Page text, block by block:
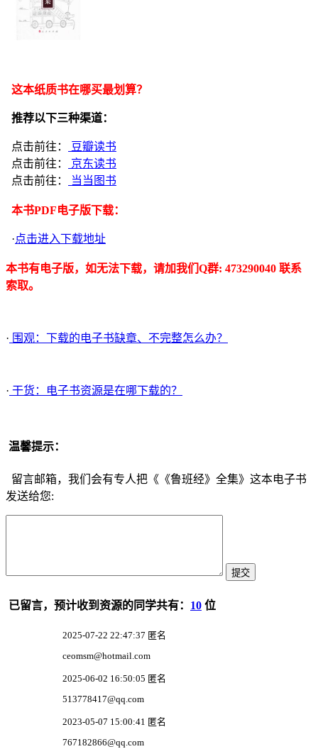
这本纸质书在哪买最划算？
推荐以下三种渠道：
点击前往：
豆瓣读书
点击前往：
京东读书
点击前往：
当当图书
本书PDF电子版下载：
·点击进入下载地址
本书有电子版，如无法下载，请加我们Q群: 473290040 联系
索取。
· 围观：下载的电子书缺章、不完整怎么办？
· 干货：电子书资源是在哪下载的？
温馨提示：
留言邮箱，我们会有专人把《《鲁班经》全集》这本电子书
发送给您:
已留言，预计收到资源的同学共有： 10 位
2025-07-22 22:47:37 匿名
ceomsm@hotmail.com
2025-06-02 16:50:05 匿名
513778417@qq.com
2023-05-07 15:00:41 匿名
767182866@qq.com